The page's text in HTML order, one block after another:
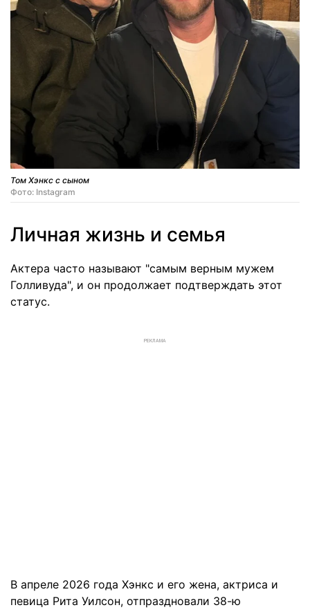
Том Хэнкс с сыном
Фото: Instagram
Личная жизнь и семья
Актера часто называют "самым верным мужем
Голливуда", и он продолжает подтверждать этот
статус.
РЕКЛАМА
В апреле 2026 года Хэнкс и его жена, актриса и
певица Рита Уилсон, отпраздновали 38-ю